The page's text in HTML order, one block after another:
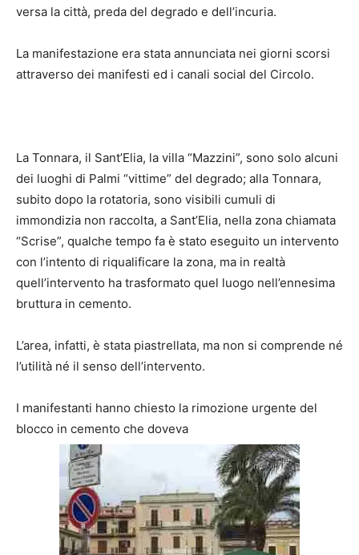
versa la città, preda del degrado e dell’incuria.
La manifestazione era stata annunciata nei giorni scorsi
attraverso dei manifesti ed i canali social del Circolo.
La Tonnara, il Sant’Elia, la villa “Mazzini”, sono solo alcuni
dei luoghi di Palmi “vittime” del degrado; alla Tonnara,
subito dopo la rotatoria, sono visibili cumuli di
immondizia non raccolta, a Sant’Elia, nella zona chiamata
“Scrise”, qualche tempo fa è stato eseguito un intervento
con l’intento di riqualificare la zona, ma in realtà
quell’intervento ha trasformato quel luogo nell’ennesima
bruttura in cemento.
L’area, infatti, è stata piastrellata, ma non si comprende né
l’utilità né il senso dell’intervento.
I manifestanti hanno chiesto la rimozione urgente del
blocco in cemento che doveva